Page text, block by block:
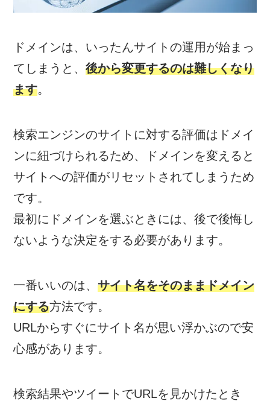
ドメインは、いったんサイトの運用が始まっ
てしまうと、後から変更するのは難しくなり
ます。
検索エンジンのサイトに対する評価はドメイ
ンに紐づけられるため、ドメインを変えると
サイトへの評価がリセットされてしまうため
です。
最初にドメインを選ぶときには、後で後悔し
ないような決定をする必要があります。
一番いいのは、サイト名をそのままドメイン
にする方法です。
URLからすぐにサイト名が思い浮かぶので安
心感があります。
検索結果やツイートでURLを見かけたとき